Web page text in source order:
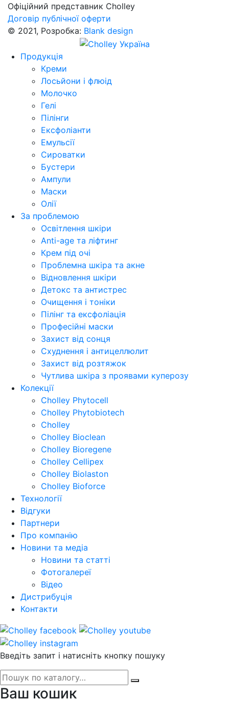
Офіційний представник Cholley
Договір публічної оферти
© 2021, Розробка: Blank design
Продукція
Креми
Лосьйони і флюід
Молочко
Гелі
Пілінги
Ексфоліанти
Емульсії
Сироватки
Бустери
Ампули
Маски
Олії
За проблемою
Освітлення шкіри
Anti-age та ліфтинг
Крем під очі
Проблемна шкіра та акне
Відновлення шкіри
Детокс та антистрес
Очищення і тоніки
Пілінг та ексфоліація
Професійні маски
Захист від сонця
Схуднення і антицеллюлит
Захист від розтяжок
Чутлива шкіра з проявами куперозу
Колекції
Cholley Phytocell
Cholley Phytobiotech
Cholley
Cholley Bioclean
Cholley Bioregene
Cholley Cellipex
Cholley Biolaston
Cholley Bioforce
Технології
Відгуки
Партнери
Про компанію
Новини та медіа
Новини та статті
Фотогалереї
Відео
Дистрибуція
Контакти
Введіть запит і натисніть кнопку пошуку
Ваш кошик